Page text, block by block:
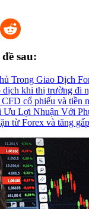
sau:
Trong Giao Dịch
khi thị trường đi
cổ phiếu và tiền
Lợi Nhuận Với
từ Forex và tăng